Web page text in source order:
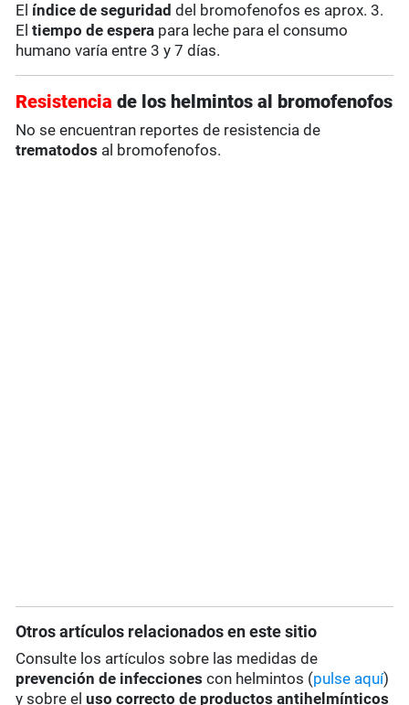
El índice de seguridad del bromofenofos es aprox. 3.
Eltiempo de espera para leche para el consumo
humano varía entre 3 y 7 días.
Resistencia de los helmintos al bromofenofos
No se encuentran reportes de resistencia de
trematodos al bromofenofos.
Otros artículos relacionados en este sitio
Consulte los artículos sobre las medidas de
prevención de infecciones con helmintos (pulse aquí)
y sobre eluso correcto de productos antihelmínticos